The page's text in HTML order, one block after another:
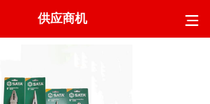
供应商机